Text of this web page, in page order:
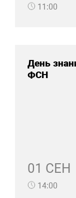
11:00
День
ФСН
01 СЕН
14:00